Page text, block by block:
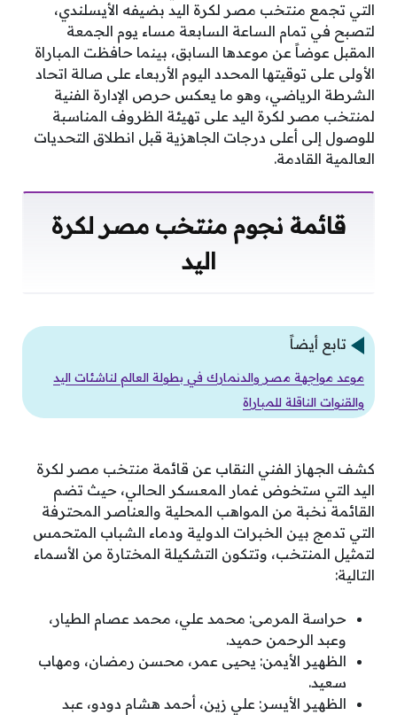
التي تجمع منتخب مصر لكرة اليد بضيفه الأيسلندي،
لتصبح في تمام الساعة السابعة مساء يوم الجمعة
المقبل عوضاً عن موعدها السابق، بينما حافظت المباراة
الأولى على توقيتها المحدد اليوم الأربعاء على صالة اتحاد
الشرطة الرياضي، وهو ما يعكس حرص الإدارة الفنية
لمنتخب مصر لكرة اليد على تهيئة الظروف المناسبة
للوصول إلى أعلى درجات الجاهزية قبل انطلاق التحديات
العالمية القادمة.
قائمة نجوم منتخب مصر لكرة
اليد
تابع أيضاً
موعد مواجهة مصر والدنمارك في بطولة العالم لناشئات اليد
والقنوات الناقلة للمباراة
كشف الجهاز الفني النقاب عن قائمة منتخب مصر لكرة
اليد التي ستخوض غمار المعسكر الحالي، حيث تضم
القائمة نخبة من المواهب المحلية والعناصر المحترفة
التي تدمج بين الخبرات الدولية ودماء الشباب المتحمس
لتمثيل المنتخب، وتتكون التشكيلة المختارة من الأسماء
التالية:
حراسة المرمى: محمد علي، محمد عصام الطيار،
وعبد الرحمن حميد.
الظهير الأيمن: يحيى عمر، محسن رمضان، ومهاب
سعيد.
الظهير الأيسر: علي زين، أحمد هشام دودو، عبد